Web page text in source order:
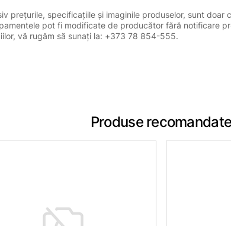
prețurile, specificațiile și imaginile produselor, sunt doar
pot fi modificate de producător fără notificare
vă rugăm să sunați la: +373 78 854-555.
Produse recomandate